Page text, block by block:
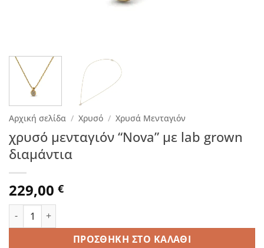
Αρχική σελίδα / Χρυσό / Χρυσά Μενταγιόν
χρυσό μενταγιόν “Nova” με lab grown
διαμάντια
229,00 €
χρυσό μενταγιόν “Nova” με lab grown διαμάντια ποσότητα
ΠΡΟΣΘΉΚΗ ΣΤΟ ΚΑΛΆΘΙ